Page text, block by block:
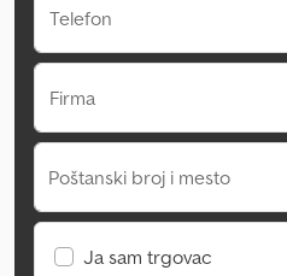
Telefon
Firma
Poštanski broj i mesto
Ja sam trgovac